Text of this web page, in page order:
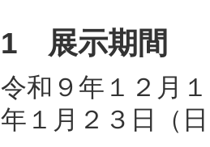
1 展示期間
令和９年１２月
年１月２３日（